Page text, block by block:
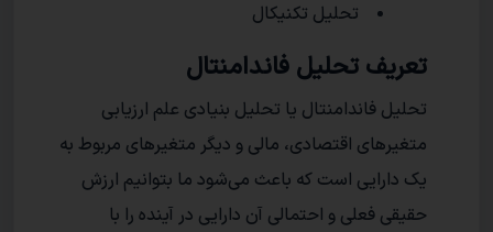
تحلیل تکنیکال
تعریف تحلیل فاندامنتال
تحلیل فاندامنتال یا تحلیل بنیادی علم ارزیابی
متغیرهای اقتصادی، مالی و دیگر متغیرهای مربوط به
یک دارایی است که باعث می‌شود ما بتوانیم ارزش
حقیقی فعلی و احتمالی آن دارایی در آینده را با